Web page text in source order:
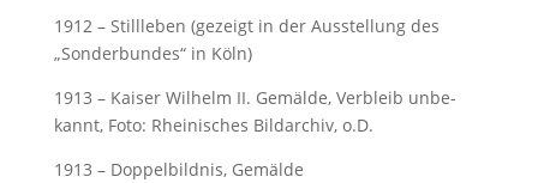
1912 – Stillleben (gezeigt in der Ausstellung des
„Sonderbundes“ in Köln)
1913 – Kai­ser Wil­helm II. Ge­mäl­de, Ver­bleib un­be­
kannt, Fo­to: Rhei­ni­sches Bild­ar­chiv, o.D.
1913 – Dop­pel­bild­nis, Ge­mäl­de